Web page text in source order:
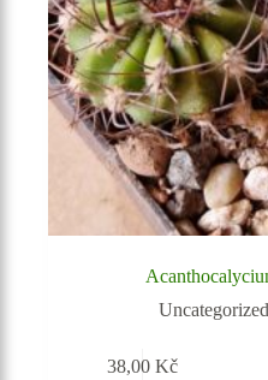
Uncategorized
38,00Kč